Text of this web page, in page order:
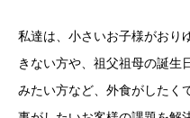
私達は、小さいお子様がおり
きない方や、祖父祖母の誕生
みたい方など、外食がしたく